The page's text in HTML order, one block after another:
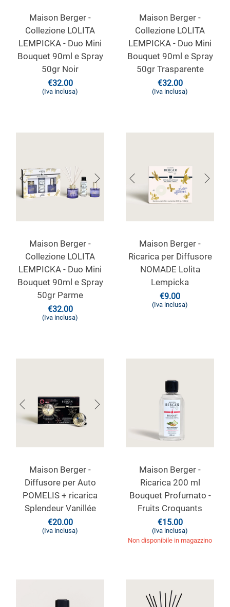
Maison Berger -
Collezione LOLITA
LEMPICKA - Duo Mini
Bouquet 90ml e Spray
50gr Noir
€32.00
(Iva inclusa)
Maison Berger -
Collezione LOLITA
LEMPICKA - Duo Mini
Bouquet 90ml e Spray
50gr Trasparente
€32.00
(Iva inclusa)
Maison Berger -
Collezione LOLITA
LEMPICKA - Duo Mini
Bouquet 90ml e Spray
50gr Parme
€32.00
(Iva inclusa)
Maison Berger -
Ricarica per Diffusore
NOMADE Lolita
Lempicka
€9.00
(Iva inclusa)
Maison Berger -
Diffusore per Auto
POMELIS + ricarica
Splendeur Vanillée
€20.00
(Iva inclusa)
Maison Berger -
Ricarica 200 ml
Bouquet Profumato -
Fruits Croquants
€15.00
(Iva inclusa)
Non disponibile in magazzino